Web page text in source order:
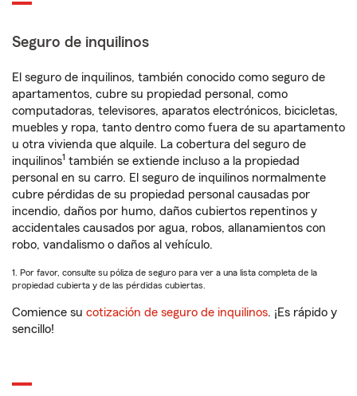
Seguro de inquilinos
El seguro de inquilinos, también conocido como seguro de
apartamentos, cubre su propiedad personal, como
computadoras, televisores, aparatos electrónicos, bicicletas,
muebles y ropa, tanto dentro como fuera de su apartamento
u otra vivienda que alquile. La cobertura del seguro de
inquilinos1 también se extiende incluso a la propiedad
personal en su carro. El seguro de inquilinos normalmente
cubre pérdidas de su propiedad personal causadas por
incendio, daños por humo, daños cubiertos repentinos y
accidentales causados por agua, robos, allanamientos con
robo, vandalismo o daños al vehículo.
1. Por favor, consulte su póliza de seguro para ver a una lista completa de la
propiedad cubierta y de las pérdidas cubiertas.
Comience su cotización de seguro de inquilinos. ¡Es rápido y
sencillo!